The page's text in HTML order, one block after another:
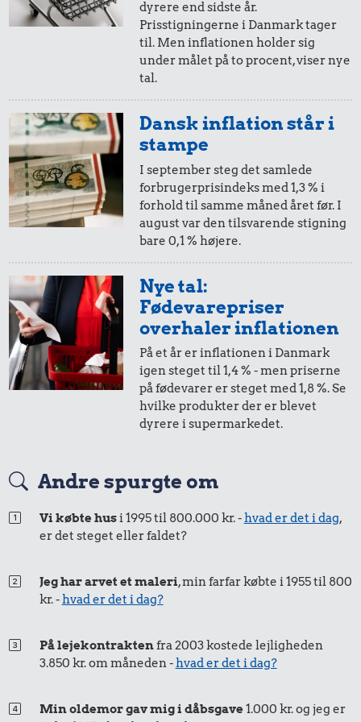
Samlet pris i 1952
1,17 kr.
Husholdningssprit
22 kr.
Dæk
0,83 kr.
Hovedbanegården-
Lufthavnen
1,30 kr.
Rugbrød
0,68 kr. 1,04 kr.
10 øre
i 1952
= 0,10,-
i 1953
0,05,-
dyrere end sidste år.
Prisstigningerne i Danmark tager
til. Men inflationen holder sig
under målet på to procent, viser nye
tal.
Dansk inflation står i
stampe
I september steg det samlede
forbrugerprisindeks med 1,3 % i
forhold til samme måned året før. I
august var den tilsvarende stigning
bare 0,1 % højere.
Nye tal:
Fødevarepriser
overhaler inflationen
På et år er inflationen i Danmark
igen steget til 1,4 % - men priserne
på fødevarer er steget med 1,8 %. Se
hvilke produkter der er blevet
dyrere i supermarkedet.
Andre spurgte om
Vi købte husi 1995 til 800.000 kr. -hvad er det i dag,
er det steget eller faldet?
Jeg har arvet et maleri, min farfar købte i 1955 til 800
kr. -hvad er det i dag?
På lejekontraktenfra 2003 kostede lejligheden
3.850 kr. om måneden -hvad er det i dag?
Min oldemor gav mig i dåbsgave1.000 kr. og jeg er